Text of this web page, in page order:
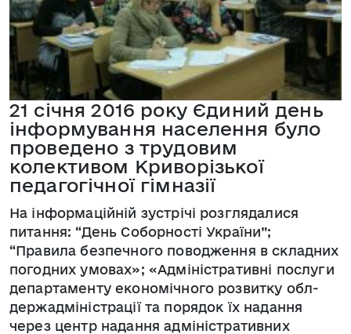
21 січня 2016 року Єдиний день
інформування населення було
проведено з трудовим
колективом Криворізької
педагогічної гімназії
На інформаційній зустрічі розглядалися
питання: “День Соборності України”;
“Правила безпечного поводження в складних
погодних умовах»; «Адміністративні послуги
департаменту економічного розвитку обл-
держадміністрації та порядок їх надання
через центр надання адміністративних